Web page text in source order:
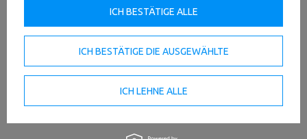
ICH BESTÄTIGE DIE AUSGEWÄHLTE
ICH LEHNE ALLE
ICH BESTÄTIGE ALLE